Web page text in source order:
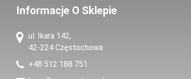
Informacje O Sklepie
ul. Ikara 142,
42-224 Częstochowa
+48 512 188 751